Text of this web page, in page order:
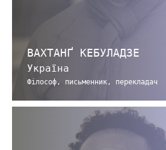
ВАХТАНҐ КЕБУЛАДЗЕ
Україна
Філософ, письменник, перекладач